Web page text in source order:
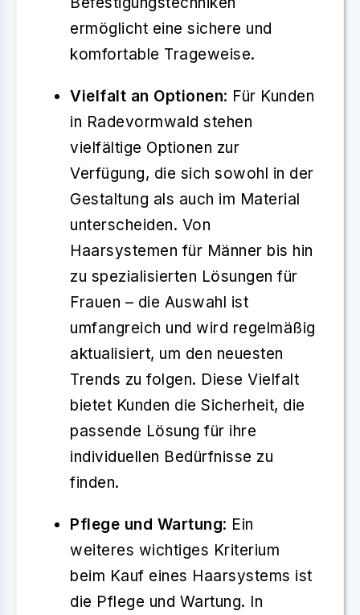
ermöglicht eine sichere und
komfortable Trageweise.
Vielfalt an Optionen: Für Kunden
in Radevormwald stehen
vielfältige Optionen zur
Verfügung, die sich sowohl in der
Gestaltung als auch im Material
unterscheiden. Von
Haarsystemen für Männer bis hin
zu spezialisierten Lösungen für
Frauen – die Auswahl ist
umfangreich und wird regelmäßig
aktualisiert, um den neuesten
Trends zu folgen. Diese Vielfalt
bietet Kunden die Sicherheit, die
passende Lösung für ihre
individuellen Bedürfnisse zu
finden.
Pflege und Wartung: Ein
weiteres wichtiges Kriterium
beim Kauf eines Haarsystems ist
die Pflege und Wartung. In